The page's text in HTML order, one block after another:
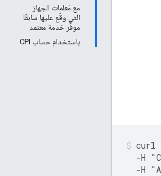
مع مَعلمات الجهاز
التي وقّع عليها سابقًا
موفّر خدمة معتمد
باستخدام حساب CPI
curl
-H
-H